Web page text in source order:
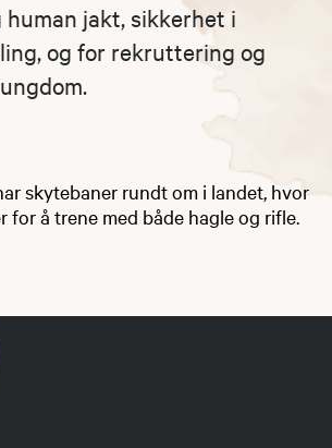
jakt, sikkerhet i
og for rekruttering og
skytebaner rundt om i landet, hvor
for å trene med både hagle og rifle.